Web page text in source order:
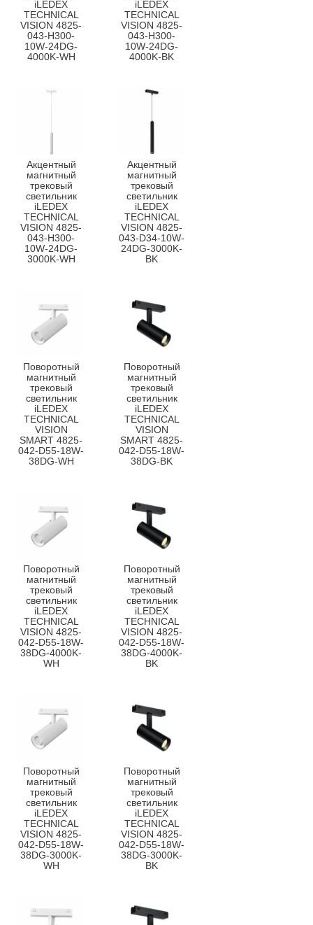
iLEDEX
TECHNICAL
VISION 4825-
043-H300-
10W-24DG-
4000K-WH
iLEDEX
TECHNICAL
VISION 4825-
043-H300-
10W-24DG-
4000K-BK
Акцентный
магнитный
трековый
светильник
iLEDEX
TECHNICAL
VISION 4825-
043-H300-
10W-24DG-
3000K-WH
Акцентный
магнитный
трековый
светильник
iLEDEX
TECHNICAL
VISION 4825-
043-D34-10W-
24DG-3000K-
BK
Поворотный
магнитный
трековый
светильник
iLEDEX
TECHNICAL
VISION
SMART 4825-
042-D55-18W-
38DG-WH
Поворотный
магнитный
трековый
светильник
iLEDEX
TECHNICAL
VISION
SMART 4825-
042-D55-18W-
38DG-BK
Поворотный
магнитный
трековый
светильник
iLEDEX
TECHNICAL
VISION 4825-
042-D55-18W-
38DG-4000K-
WH
Поворотный
магнитный
трековый
светильник
iLEDEX
TECHNICAL
VISION 4825-
042-D55-18W-
38DG-4000K-
BK
Поворотный
магнитный
трековый
светильник
iLEDEX
TECHNICAL
VISION 4825-
042-D55-18W-
38DG-3000K-
WH
Поворотный
магнитный
трековый
светильник
iLEDEX
TECHNICAL
VISION 4825-
042-D55-18W-
38DG-3000K-
BK